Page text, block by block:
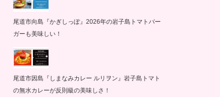
尾道市向島『かぎしっぽ』2026年の岩子島トマトバー
ガーも美味しい！
尾道市因島『しまなみカレー ルリヲン』岩子島トマト
の無水カレーが反則級の美味しさ！